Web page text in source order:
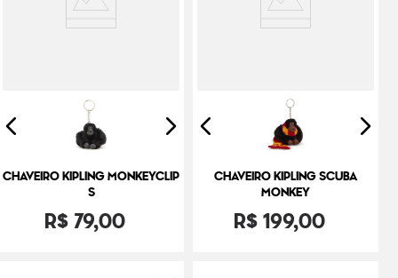
CHAVEIRO KIPLING MONKEYCLIP
S
R$ 79,00
CHAVEIRO KIPLING SCUBA
MONKEY
R$199,00